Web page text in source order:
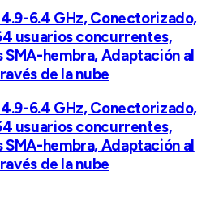
6.4 GHz, Conectorizado,
usuarios concurrentes,
hembra, Adaptación al
de la nube
6.4 GHz, Conectorizado,
usuarios concurrentes,
hembra, Adaptación al
de la nube